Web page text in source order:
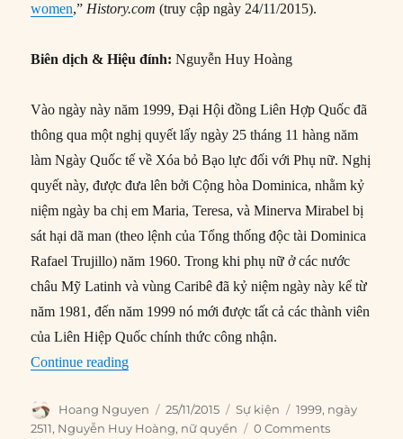
women,” History.com (truy cập ngày 24/11/2015).
Biên dịch & Hiệu đính: Nguyễn Huy Hoàng
Vào ngày này năm 1999, Đại Hội đồng Liên Hợp Quốc đã
thông qua một nghị quyết lấy ngày 25 tháng 11 hàng năm
làm Ngày Quốc tế về Xóa bỏ Bạo lực đối với Phụ nữ. Nghị
quyết này, được đưa lên bởi Cộng hòa Dominica, nhằm kỷ
niệm ngày ba chị em Maria, Teresa, và Minerva Mirabel bị
sát hại dã man (theo lệnh của Tổng thống độc tài Dominica
Rafael Trujillo) năm 1960. Trong khi phụ nữ ở các nước
châu Mỹ Latinh và vùng Caribê đã kỷ niệm ngày này kể từ
năm 1981, đến năm 1999 nó mới được tất cả các thành viên
của Liên Hiệp Quốc chính thức công nhận.
Continue reading“25/11/1999: Ngày Quốc tế Xóa bỏ Bạo lực
Author
Hoang Nguyen
Posted
on
25/11/2015 Categories
Sự kiện Tags
1999, ngày
2511, Nguyễn Huy Hoàng, nữ quyền 0 Comments